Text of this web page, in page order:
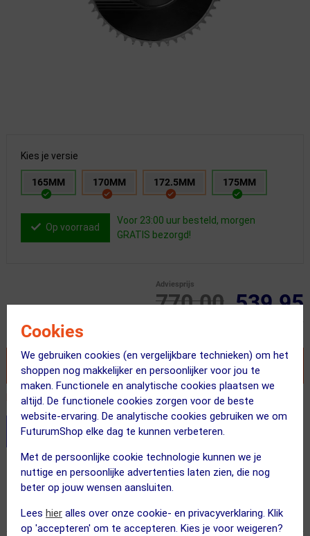
Cookies
We gebruiken cookies (en vergelijkbare technieken) om het
shoppen nog makkelijker en persoonlijker voor jou te
maken. Functionele en analytische cookies plaatsen we
altijd. De functionele cookies zorgen voor de beste
website-ervaring. De analytische cookies gebruiken we om
FuturumShop elke dag te kunnen verbeteren.
Met de persoonlijke cookie technologie kunnen we je
nuttige en persoonlijke advertenties laten zien, die nog
beter op jouw wensen aansluiten.
Lees hier alles over onze cookie- en privacyverklaring. Klik
op 'accepteren' om te accepteren. Kies je voor weigeren?
Kies je versie
165MM 170MM 172.5MM 175MM
Op voorraad
Voor 23:00 uur besteld, morgen
GRATIS bezorgd!
770.00
Adviesprijs
539.95
VOEG TOE AAN WINKELWAGEN
Recent besteld door 5 klanten! Bestel ook snel!
Stel je productvragen aan onze AI assistent
Gratis bezorging & retourneren
Voor 23:00 uur besteld, morgen in huis
365 dagen retourrecht